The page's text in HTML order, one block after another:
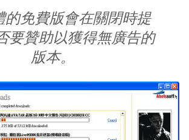
的免費版會在關閉時提
要贊助以獲得無廣告的
版本。